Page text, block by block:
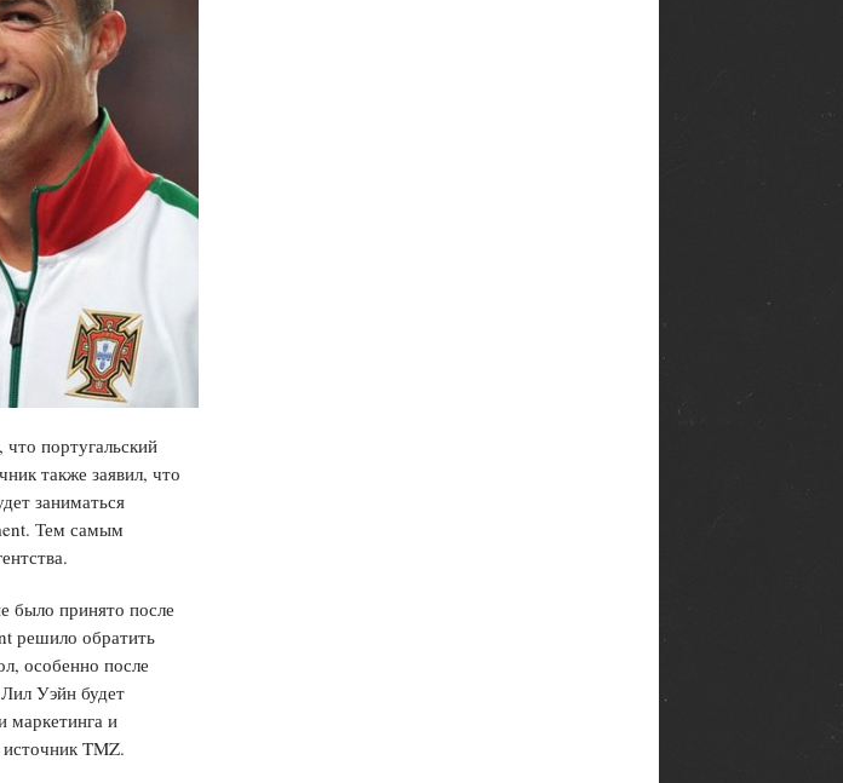
португальский
также заявил, что
заниматься
Тем самым
было принято после
решило обратить
особенно после
Уэйн будет
маркетинга и
TMZ.